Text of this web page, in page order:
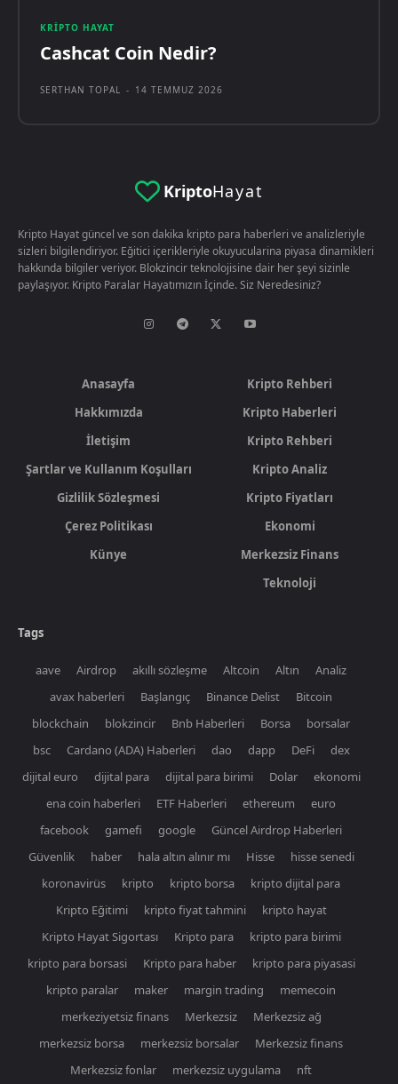
KRIPTO HAYAT
Cashcat Coin Nedir?
SERTHAN TOPAL - 14 TEMMUZ 2026
KriptoHayat
Kripto Hayat güncel ve son dakika kripto para haberleri ve analizleriyle
sizleri bilgilendiriyor. Eğitici içerikleriyle okuyucularina piyasa dinamikleri
hakkında bilgiler veriyor. Blokzincir teknolojisine dair her şeyi sizinle
paylaşıyor. Kripto Paralar Hayatımızın İçinde. Siz Neredesiniz?
Anasayfa
Hakkımızda
İletişim
Şartlar ve Kullanım Koşulları
Gizlilik Sözleşmesi
Çerez Politikası
Künye
Kripto Rehberi
Kripto Haberleri
Kripto Rehberi
Kripto Analiz
Kripto Fiyatları
Ekonomi
Merkezsiz Finans
Teknoloji
Tags
aave Airdrop akıllı sözleşme Altcoin Altın
Analiz
avax haberleri
Başlangıç Binance Delist
Bitcoin
blockchain
blokzincir Bnb Haberleri Borsa
borsalar
bsc
Cardano (ADA) Haberleri dao dapp DeFi
dex
dijital euro
dijital para dijital para birimi Dolar
ekonomi
ena coin haberleri
ETF Haberleri ethereum
euro
facebook
gamefi google
Güncel Airdrop Haberleri
Güvenlik
haber hala altın alınır mı Hisse
hisse senedi
koronavirüs
kripto kripto borsa
kripto dijital para
Kripto Eğitimi
kripto fiyat tahmini
kripto hayat
Kripto Hayat Sigortası
Kripto para
kripto para birimi
kripto para borsasi
Kripto para haber
kripto para piyasasi
kripto paralar
maker margin trading
memecoin
merkeziyetsiz finans
Merkezsiz
Merkezsiz ağ
merkezsiz borsa
merkezsiz borsalar
Merkezsiz finans
Merkezsiz fonlar
merkezsiz uygulama nft